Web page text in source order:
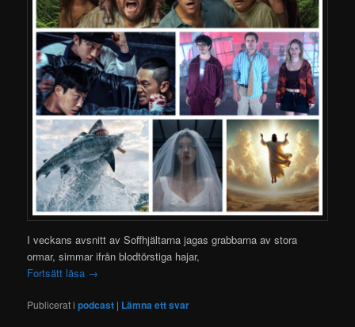
I veckans avsnitt av Soffhjältarna jagas grabbarna av stora
ormar, simmar ifrån blodtörstiga hajar,
Fortsätt läsa →
Publicerat i podcast | Lämna ett svar